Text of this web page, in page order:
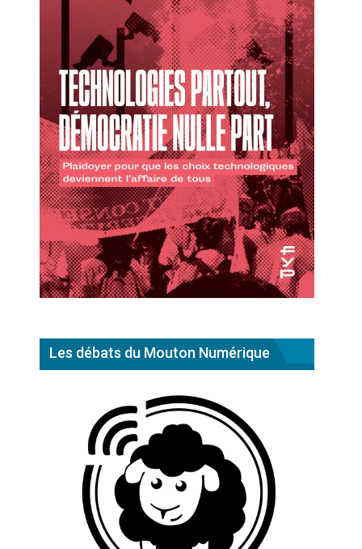
Les débats du Mouton Numérique